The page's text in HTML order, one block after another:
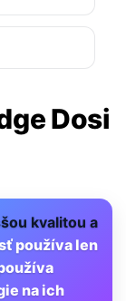
Dosi
kvalitou a
používa len
na ich